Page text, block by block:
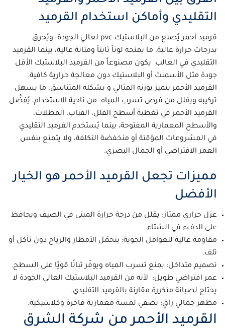
التقليدي وأماكن استخدام القرميد
قرميد أحمر يُصنع من البلاستيك pvc لعالي الجودة ويُحرق
بدرجات حرارة عالية، ما يمنحه لوناً ثابتاً ومتانة عالية، بينما القرميد
التقليدي في الغالب يكون مصنوعاً من القرميد البلاستيك الأقل
جودة مثل الأسمنت أو البلاستيك دون معالجة حرارية كافية.
القرميد الأحمر يتميز بوزنه المثالي و بشكله المتناسق، ما يسهل
تركيبه ويقلل من فرص تسرب المياه. من ناحية الاستخدام، يُفضَّل
القرميد الأحمر في تغطية أسطح الفلل، القباب، المظلات،
والأسطح المعمارية المفتوحة، بينما يُستخدم القرميد التقليدي
في المشروعات المؤقتة أو منخفضة التكلفة، ولا يتمتع بنفس
العمر الافتراضي أو الجمال البصري.
مميزات تجعل القرميد الأحمر هو الخيار
الأفضل
عزل حراري ممتاز: يقلل من درجة حرارة المبنى في الصيف ويحافظ
على الدفء في الشتاء.
مقاومة عالية للعوامل الجوية: يتحمّل الأمطار والرياح دون تآكل أو
تلف.
تصميم متداخل: يمنع تسرب المياه ويوفّر ثباتًا قويًا على السطح.
عمر افتراضي طويل: لأنه من القرميد البلاستيك العالي الجودة لا
يحتاج لصيانة متكررة مقارنة بالقرميد التقليدي.
مظهر جمالي راقٍ: يضفي لمسة معمارية فاخرة وكلاسيكية.
القرميد الأحمر من شركة الشرق